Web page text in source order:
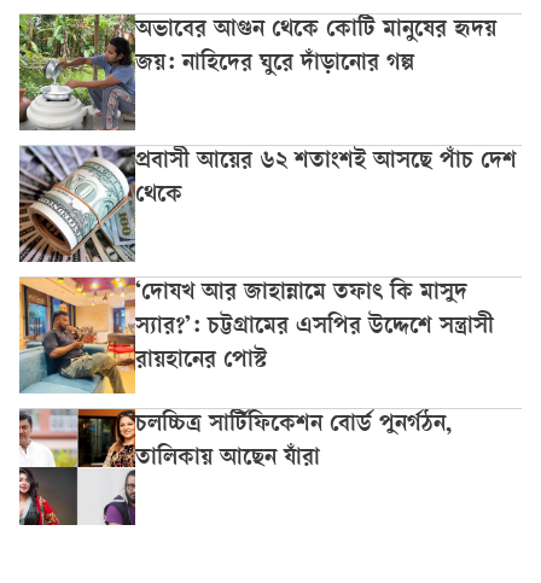
অভাবের আগুন থেকে কোটি মানুষের হৃদয়
জয়: নাহিদের ঘুরে দাঁড়ানোর গল্প
প্রবাসী আয়ের ৬২ শতাংশই আসছে পাঁচ দেশ
থেকে
‘দোযখ আর জাহান্নামে তফাৎ কি মাসুদ
স্যার?’: চট্টগ্রামের এসপির উদ্দেশে সন্ত্রাসী
রায়হানের পোস্ট
চলচ্চিত্র সার্টিফিকেশন বোর্ড পুনর্গঠন,
তালিকায় আছেন যাঁরা